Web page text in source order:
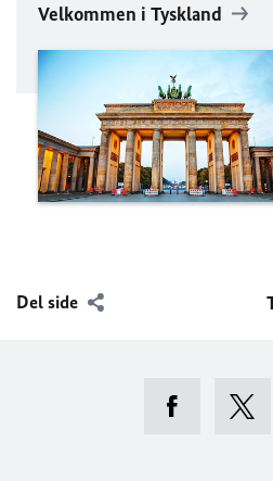
Velkommen i Tyskland
Del side